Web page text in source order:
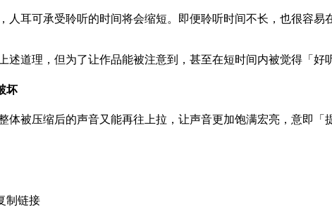
人耳可承受聆听的时间将会缩短。即便聆听时间不长，也很容
述道理，但为了让作品能被注意到，甚至在短时间内被觉得「
坏
体被压缩后的声音又能再往上拉，让声音更加饱满宏亮，意即
制链接